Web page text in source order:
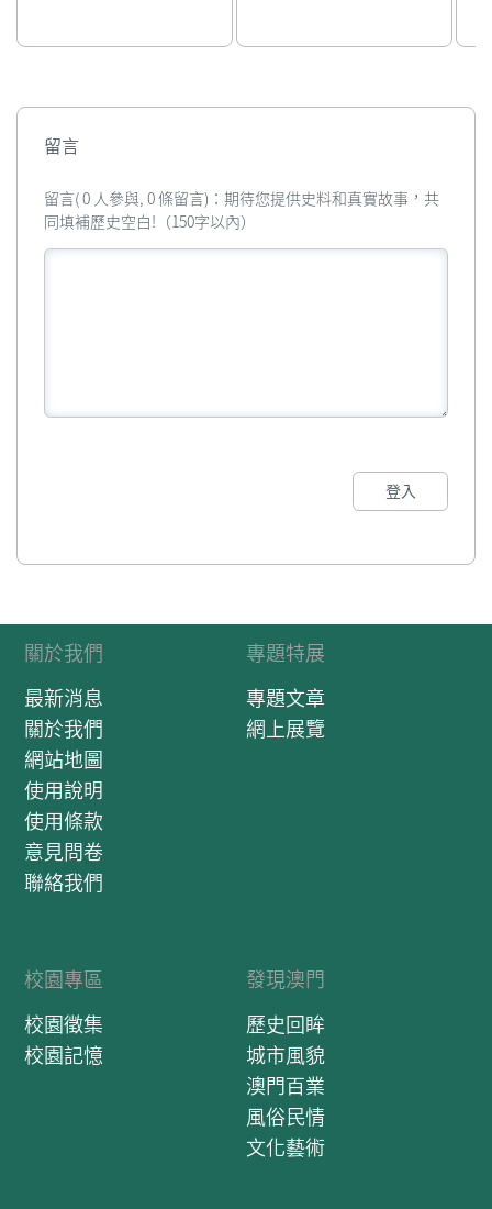
留言
留言( 0 人參與, 0 條留言)：期待您提供史料和真實故事，共
同填補歷史空白!（150字以內）
登入
關於我們
最新消息
關於我們
網站地圖
使用說明
使用條款
意見問卷
聯絡我們
專題特展
專題文章
網上展覽
校園專區
校園徵集
校園記憶
發現澳門
歷史回眸
城市風貌
澳門百業
風俗民情
文化藝術